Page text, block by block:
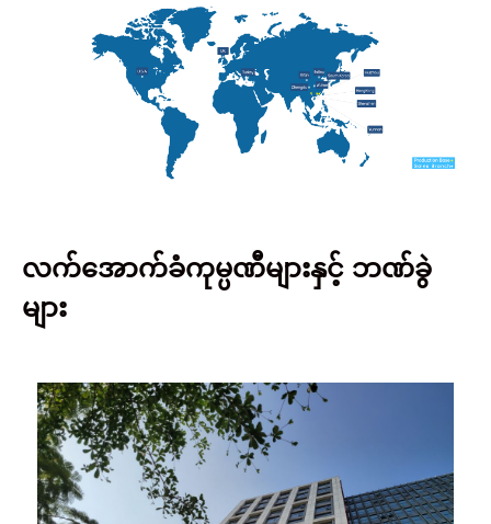
လက်အောက်ခံကုမ္ပဏီများနှင့် ဘဏ်ခွဲ
များ